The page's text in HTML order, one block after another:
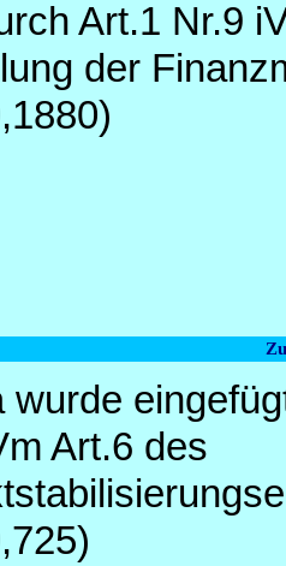
Art.1 Nr.9
der
wurde
Art.6 des